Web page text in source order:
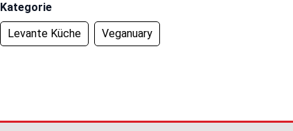
Kategorie
Levante Küche
Veganuary